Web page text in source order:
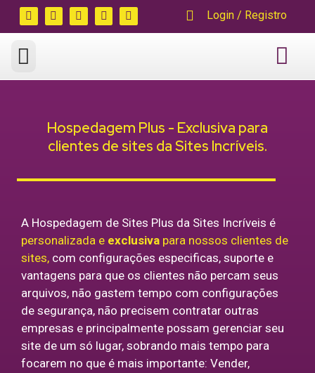
Login / Registro
Hospedagem Plus - Exclusiva para
clientes de sites da Sites Incríveis.
A Hospedagem de Sites Plus da Sites Incríveis é
personalizada e exclusiva para nossos clientes de
sites, com configurações especificas, suporte e
vantagens para que os clientes não percam seus
arquivos, não gastem tempo com configurações
de segurança, não precisem contratar outras
empresas e principalmente possam gerenciar seu
site de um só lugar, sobrando mais tempo para
focarem no que é mais importante: Vender,